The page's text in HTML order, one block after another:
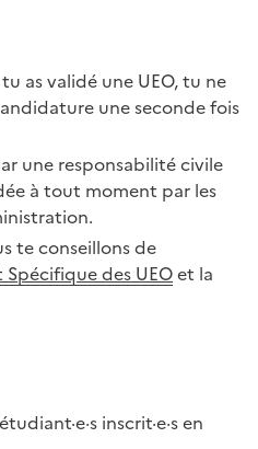
as validé une UEO, tu ne
une seconde fois
une responsabilité civile
à tout moment par les
te conseillons de
Spécifique des UEOet la
inscrit·e·s en